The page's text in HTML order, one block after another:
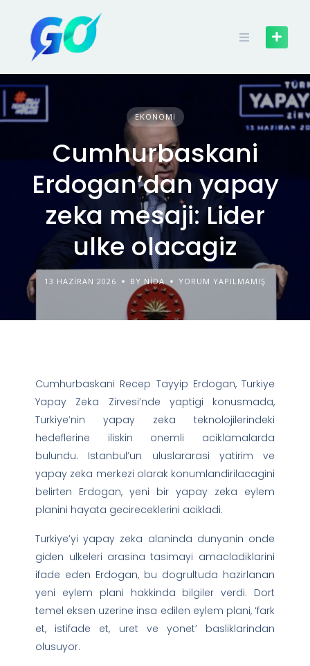
EKONOMI
Cumhurbaskani
Erdogan’dan yapay
zeka mesaji: Lider
ulke olacagiz
13 HAZIRAN 2026 BY NIDA YORUM YAPILMAMIŞ
Cumhurbaskani Recep Tayyip Erdogan, Turkiye
Yapay Zeka Zirvesi’nde yaptigi konusmada,
Turkiye’nin yapay zeka teknolojilerindeki
hedeflerine iliskin onemli aciklamalarda
bulundu. Istanbul’un uluslararasi yatirim ve
yapay zeka merkezi olarak konumlandirilacagini
belirten Erdogan, yeni bir yapay zeka eylem
planini hayata gecireceklerini acikladi.
Turkiye’yi yapay zeka alaninda dunyanin onde
giden ulkeleri arasina tasimayi amacladiklarini
ifade eden Erdogan, bu dogrultuda hazirlanan
yeni eylem plani hakkinda bilgiler verdi. Dort
temel eksen uzerine insa edilen eylem plani, ‘fark
et, istifade et, uret ve yonet’ basliklarindan
olusuyor.